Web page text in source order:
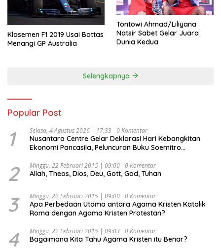
Klasemen F1 2019 Usai Bottas
Menangi GP Australia
Tontowi Ahmad/Liliyana
Natsir Sabet Gelar Juara
Dunia Kedua
Selengkapnya
Popular Post
1 Selasa, 4 Agustus 2026 | 17:33 0 Komentar
Nusantara Centre Gelar Deklarasi Hari Kebangkitan
Ekonomi Pancasila, Peluncuran Buku Soemitro
Ekonomi Politik Indonesia) & Simposium Nasional
“Urgensi Undang-Undang Perekonomian Nasional dan
Indonesia Emas 2045”,
2 Minggu, 22 Februari 2015 | 09:00 0 Komentar
Allah, Theos, Dios, Deu, Gott, God, Tuhan
3 Minggu, 22 Februari 2015 | 09:00 0 Komentar
Apa Perbedaan Utama antara Agama Kristen Katolik
Roma dengan Agama Kristen Protestan?
4 Minggu, 22 Februari 2015 | 09:03 0 Komentar
Bagaimana Kita Tahu Agama Kristen itu Benar?